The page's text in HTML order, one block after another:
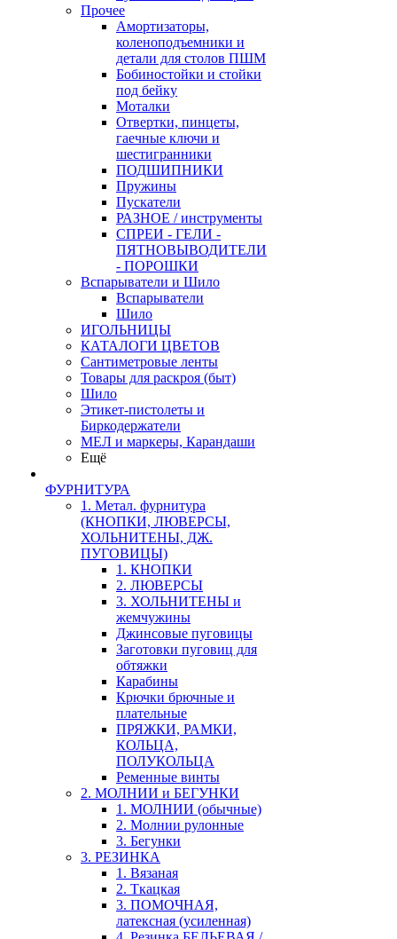
Прочее
Амортизаторы,
коленоподъемники и
детали для столов ПШМ
Бобиностойки и стойки
под бейку
Моталки
Отвертки, пинцеты,
гаечные ключи и
шестигранники
ПОДШИПНИКИ
Пружины
Пускатели
РАЗНОЕ / инструменты
СПРЕИ - ГЕЛИ -
ПЯТНОВЫВОДИТЕЛИ
- ПОРОШКИ
Вспарыватели и Шило
Вспарыватели
Шило
ИГОЛЬНИЦЫ
КАТАЛОГИ ЦВЕТОВ
Сантиметровые ленты
Товары для раскроя (быт)
Шило
Этикет-пистолеты и
Биркодержатели
МЕЛ и маркеры, Карандаши
Ещё
ФУРНИТУРА
1. Метал. фурнитура
(КНОПКИ, ЛЮВЕРСЫ,
ХОЛЬНИТЕНЫ, ДЖ.
ПУГОВИЦЫ)
1. КНОПКИ
2. ЛЮВЕРСЫ
3. ХОЛЬНИТЕНЫ и
жемчужины
Джинсовые пуговицы
Заготовки пуговиц для
обтяжки
Карабины
Крючки брючные и
плательные
ПРЯЖКИ, РАМКИ,
КОЛЬЦА,
ПОЛУКОЛЬЦА
Ременные винты
2. МОЛНИИ и БЕГУНКИ
1. МОЛНИИ (обычные)
2. Молнии рулонные
3. Бегунки
3. РЕЗИНКА
1. Вязаная
2. Ткацкая
3. ПОМОЧНАЯ,
латексная (усиленная)